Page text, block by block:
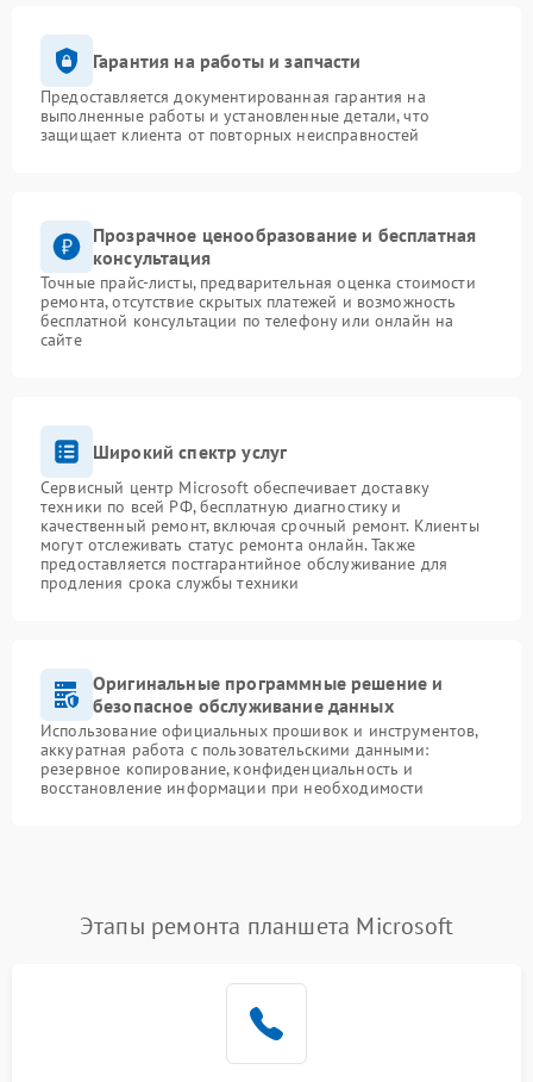
Гарантия на работы и запчасти
Предоставляется документированная гарантия на
выполненные работы и установленные детали, что
защищает клиента от повторных неисправностей
Прозрачное ценообразование и бесплатная
консультация
Точные прайс-листы, предварительная оценка стоимости
ремонта, отсутствие скрытых платежей и возможность
бесплатной консультации по телефону или онлайн на
сайте
Широкий спектр услуг
Сервисный центр Microsoft обеспечивает доставку
техники по всей РФ, бесплатную диагностику и
качественный ремонт, включая срочный ремонт. Клиенты
могут отслеживать статус ремонта онлайн. Также
предоставляется постгарантийное обслуживание для
продления срока службы техники
Оригинальные программные решение и
безопасное обслуживание данных
Использование официальных прошивок и инструментов,
аккуратная работа с пользовательскими данными:
резервное копирование, конфиденциальность и
восстановление информации при необходимости
Этапы ремонта планшета Microsoft